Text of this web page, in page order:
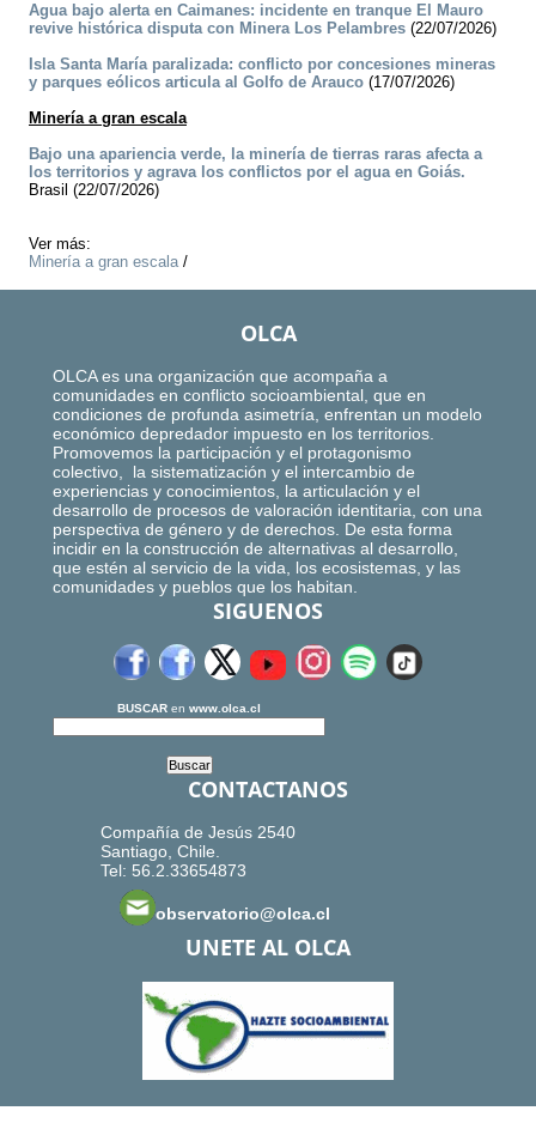
Agua bajo alerta en Caimanes: incidente en tranque El Mauro
revive histórica disputa con Minera Los Pelambres (22/07/2026)
Isla Santa María paralizada: conflicto por concesiones mineras
y parques eólicos articula al Golfo de Arauco (17/07/2026)
Minería a gran escala
Bajo una apariencia verde, la minería de tierras raras afecta a
los territorios y agrava los conflictos por el agua en Goiás.
Brasil (22/07/2026)
Ver más:
Minería a gran escala/
OLCA
OLCA es una organización que acompaña a
comunidades en conflicto socioambiental, que en
condiciones de profunda asimetría, enfrentan un modelo
económico depredador impuesto en los territorios.
Promovemos la participación y el protagonismo
colectivo, la sistematización y el intercambio de
experiencias y conocimientos, la articulación y el
desarrollo de procesos de valoración identitaria, con una
perspectiva de género y de derechos. De esta forma
incidir en la construcción de alternativas al desarrollo,
que estén al servicio de la vida, los ecosistemas, y las
comunidades y pueblos que los habitan.
SIGUENOS
BUSCAR en www.olca.cl
CONTACTANOS
Compañía de Jesús 2540
Santiago, Chile.
Tel: 56.2.33654873
observatorio@olca.cl
UNETE AL OLCA